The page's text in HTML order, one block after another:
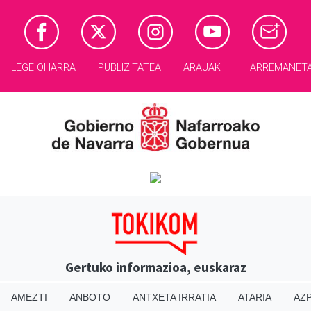
LEGE OHARRA PUBLIZITATEA ARAUAK
Gertuko informazioa, euskaraz
AMEZTI ANBOTO ANTXETA IRRATIA ATARIA